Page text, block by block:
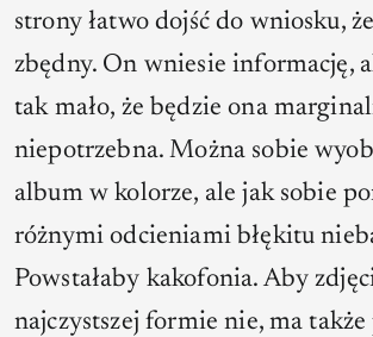
strony łatwo dojść do wniosku,
zbędny. On wniesie informację,
tak mało, że będzie ona
niepotrzebna. Można sobie
album w kolorze, ale jak sobie
różnymi odcieniami błękitu
Powstałaby kakofonia. Aby
najczystszej formie nie, ma